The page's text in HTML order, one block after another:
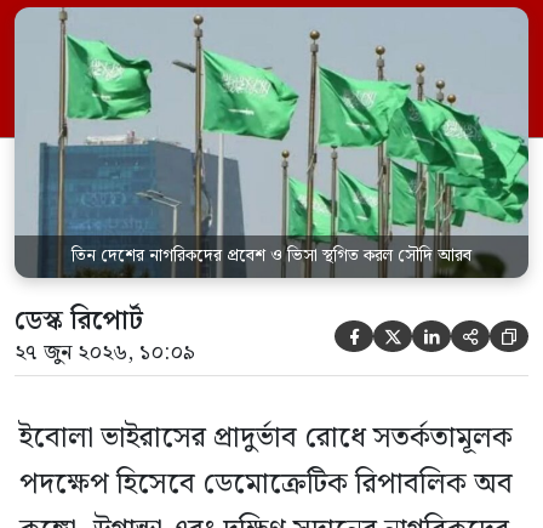
যেকোনো ভ্রমণকারীর জন্য ভিসা ইস্যু এবং
সৌদিতে প্রবেশ সাময়িকভাবে স্থগিত করা
হয়েছে। সৌদি প্রেস এজেন্সি (এসপিএ)
জানিয়েছে, এই নিষেধাজ্ঞা শুধুমাত্র সরাসরি ওই
তিন দেশ থেকে […]
তিন দেশের নাগরিকদের প্রবেশ ও ভিসা স্থগিত করল সৌদি আরব
ডেস্ক রিপোর্ট
২৭ জুন ২০২৬, ১০:০৯     
ইবোলা ভাইরাসের প্রাদুর্ভাব রোধে সতর্কতামূলক
পদক্ষেপ হিসেবে ডেমোক্রেটিক রিপাবলিক অব